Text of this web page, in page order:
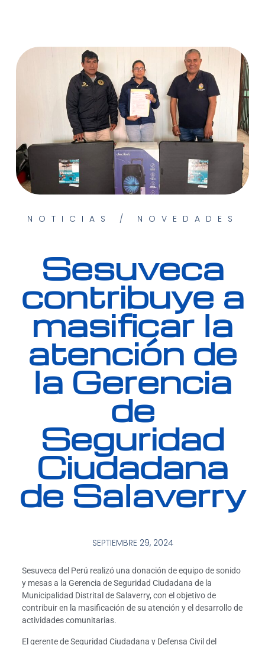
NOTICIAS / NOVEDADES
Sesuveca
contribuye a
masificar la
atención de
la Gerencia
de
Seguridad
Ciudadana
de Salaverry
SEPTIEMBRE 29, 2024
Sesuveca del Perú realizó una donación de equipo de sonido
y mesas a la Gerencia de Seguridad Ciudadana de la
Municipalidad Distrital de Salaverry, con el objetivo de
contribuir en la masificación de su atención y el desarrollo de
actividades comunitarias.
El gerente de Seguridad Ciudadana y Defensa Civil del